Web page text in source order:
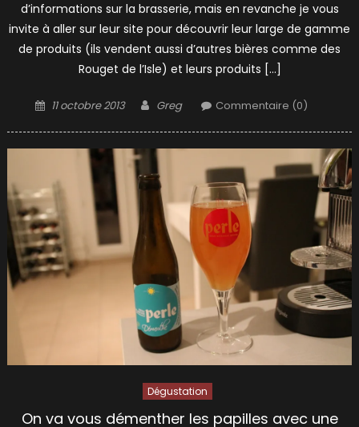
d’informations sur la brasserie, mais en revanche je vous
invite à aller sur leur site pour découvrir leur large de gamme
de produits (ils vendent aussi d’autres bières comme des
Rouget de l’Isle) et leurs produits […]
Posted
11 octobre 2013 Author
Greg Commentaire (0)
Dégustation
On va vous démenther les papilles avec une